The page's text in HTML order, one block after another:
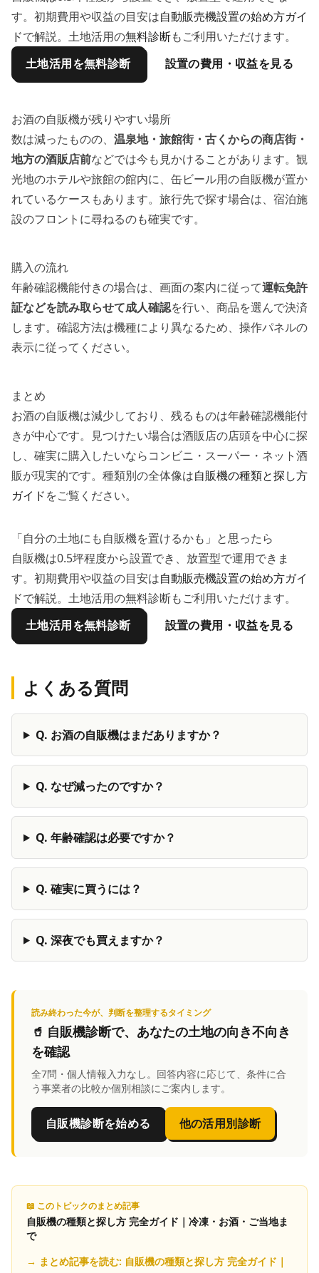
す。初期費用や収益の目安は自動販売機設置の始め方ガイ
ドで解説。土地活用の無料診断もご利用いただけます。
土地活用を無料診断
設置の費用・収益を見る
お酒の自販機が残りやすい場所
数は減ったものの、 温泉地・旅館街・古くからの商店街・
地方の酒販店前などでは今も見かけることがあります。観
光地のホテルや旅館の館内に、缶ビール用の自販機が置か
れているケースもあります。旅行先で探す場合は、宿泊施
設のフロントに尋ねるのも確実です。
購入の流れ
年齢確認機能付きの場合は、画面の案内に従って運転免許
証などを読み取らせて成人確認を行い、商品を選んで決済
します。確認方法は機種により異なるため、操作パネルの
表示に従ってください。
まとめ
お酒の自販機は減少しており、残るものは年齢確認機能付
きが中心です。見つけたい場合は酒販店の店頭を中心に探
し、確実に購入したいならコンビニ・スーパー・ネット酒
販が現実的です。種類別の全体像は自販機の種類と探し方
ガイドをご覧ください。
「自分の土地にも自販機を置けるかも」と思ったら
自販機は0.5坪程度から設置でき、放置型で運用できま
す。初期費用や収益の目安は自動販売機設置の始め方ガイ
ドで解説。土地活用の無料診断もご利用いただけます。
土地活用を無料診断
設置の費用・収益を見る
よくある質問
Q. お酒の自販機はまだありますか？
Q. なぜ減ったのですか？
Q. 年齢確認は必要ですか？
Q. 確実に買うには？
Q. 深夜でも買えますか？
読み終わった今が、判断を整理するタイミング
🥤 自販機診断で、あなたの土地の向き不向き
を確認
全7問・個人情報入力なし。回答内容に応じて、条件に合
う事業者の比較か個別相談にご案内します。
自販機診断を始める 他の活用別診断
📖 このトピックのまとめ記事
自販機の種類と探し方 完全ガイド｜冷凍・お酒・ご当地ま
で
→ まとめ記事を読む: 自販機の種類と探し方 完全ガイド｜